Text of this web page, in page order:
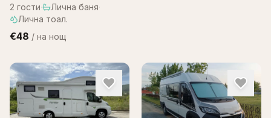
2 гости· Лична баня·
Лична тоал.
€48 / на нощ